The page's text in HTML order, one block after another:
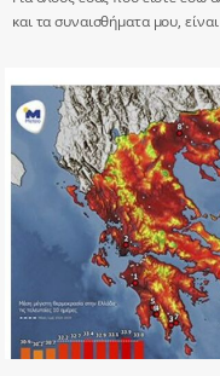
και τα συναισθήματα μου,